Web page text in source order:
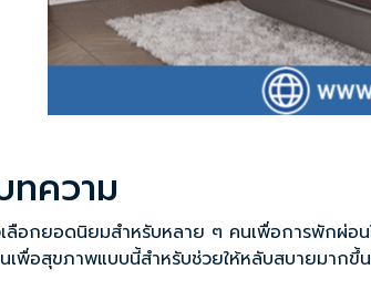
ทความ
อกยอดนิยมสำหรับหลาย ๆ คนเพื่อการพักผ่อ
เพื่อสุขภาพแบบนี้สำหรับช่วยให้หลับสบายมาก